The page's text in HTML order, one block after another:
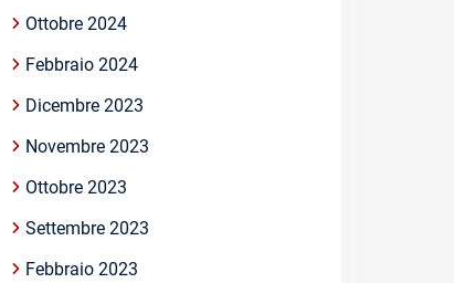
Ottobre 2024
Febbraio 2024
Dicembre 2023
Novembre 2023
Ottobre 2023
Settembre 2023
Febbraio 2023